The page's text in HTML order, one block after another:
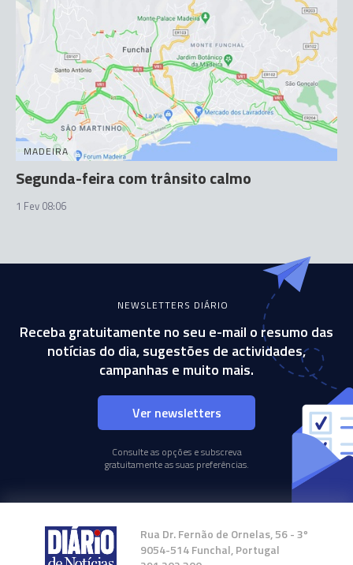
MADEIRA
Segunda-feira com trânsito calmo
1 Fev 08:06
NEWSLETTERS DIÁRIO
Receba gratuitamente no seu e-mail o resumo das
notícias do dia, sugestões de actividades,
campanhas e muito mais.
Ver newsletters
Consulte as opções e subscreva
gratuitamente as suas preferências.
Rua Dr. Fernão de Ornelas, 56 - 3º
9054-514 Funchal, Portugal